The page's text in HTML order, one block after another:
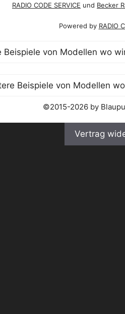
RADIO CODE SERVICE und Becker
Powered by RADIO
©2015-2026 by
Vertrag